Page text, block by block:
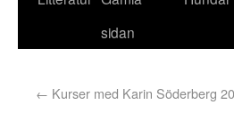
sidan
← Kurser med Karin Söderberg